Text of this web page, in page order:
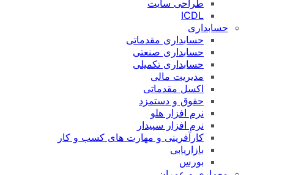
طراحی سایت
ICDL
حسابداری
حسابداری مقدماتی
حسابداری صنعتی
حسابداری تکمیلی
مدیریت مالی
اکسل مقدماتی
حقوق و دستمزد
نرم افزار هلو
نرم افزار سپیدار
کارآفرینی و مهارت های کسب و کار
بازاریابی
بورس